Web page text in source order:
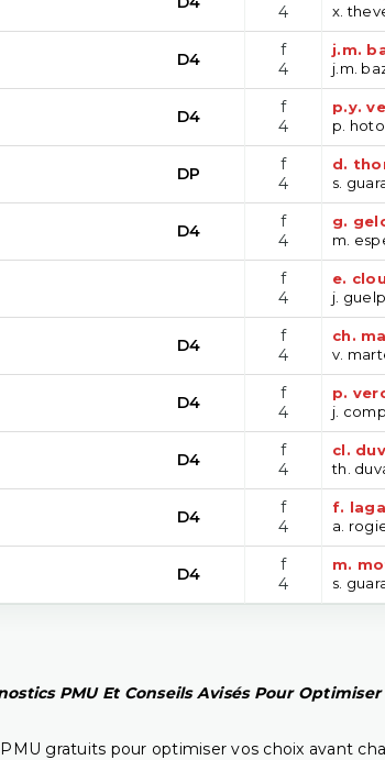
4
x.
D4
f
4
j.m.
j.m.
D4
f
4
p.y.
p.
DP
f
4
d.
s.
D4
f
4
g.
m.
f
4
e.
j.
D4
f
4
ch.
v.
D4
f
4
p.
j.
D4
f
4
cl.
th.
D4
f
4
f.
a.
D4
f
4
m.
s.
PMU Et Conseils Avisés Pour
gratuits pour optimiser vos choix avant